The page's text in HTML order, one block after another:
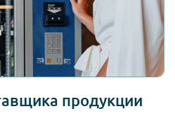
продукции